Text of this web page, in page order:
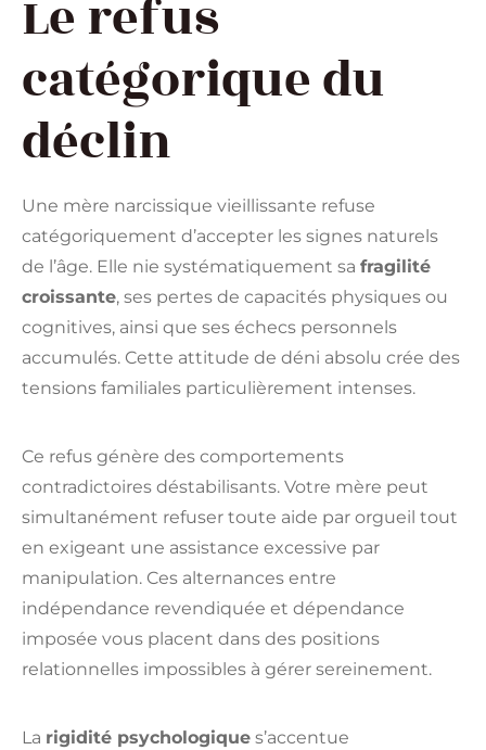
Le refus
catégorique du
déclin
Une mère narcissique vieillissante refuse
catégoriquement d’accepter les signes naturels
de l’âge. Elle nie systématiquement sa fragilité
croissante, ses pertes de capacités physiques ou
cognitives, ainsi que ses échecs personnels
accumulés. Cette attitude de déni absolu crée des
tensions familiales particulièrement intenses.
Ce refus génère des comportements
contradictoires déstabilisants. Votre mère peut
simultanément refuser toute aide par orgueil tout
en exigeant une assistance excessive par
manipulation. Ces alternances entre
indépendance revendiquée et dépendance
imposée vous placent dans des positions
relationnelles impossibles à gérer sereinement.
La rigidité psychologique s’accentue